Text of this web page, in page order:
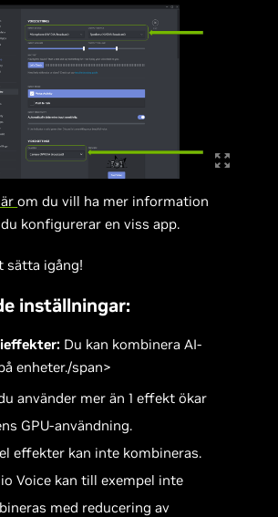
om du vill ha mer information
konfigurerar en viss app.
sätta igång!
inställningar:
Du kan kombinera AI-
enheter./span>
använder mer än 1 effekt ökar
GPU-användning.
effekter kan inte kombineras.
Voice kan till exempel inte
med reducering av